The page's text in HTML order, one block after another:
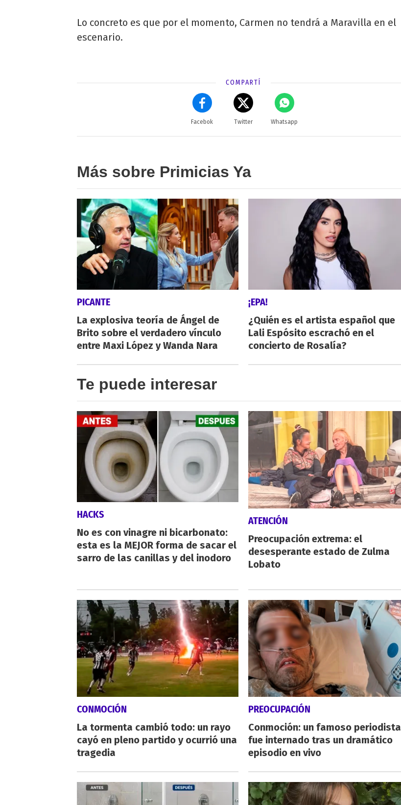
Lo concreto es que por el momento, Carmen no tendrá a Maravilla en el
escenario.
COMPARTÍ
Facebok Twitter Whatsapp
Más sobre Primicias Ya
PICANTE
La explosiva teoría de Ángel de
Brito sobre el verdadero vínculo
entre Maxi López y Wanda Nara
¡EPA!
¿Quién es el artista español que
Lali Espósito escrachó en el
concierto de Rosalía?
Te puede interesar
HACKS
No es con vinagre ni bicarbonato:
esta es la MEJOR forma de sacar el
sarro de las canillas y del inodoro
ATENCIÓN
Preocupación extrema: el
desesperante estado de Zulma
Lobato
CONMOCIÓN
La tormenta cambió todo: un rayo
cayó en pleno partido y ocurrió una
tragedia
PREOCUPACIÓN
Conmoción: un famoso periodista
fue internado tras un dramático
episodio en vivo